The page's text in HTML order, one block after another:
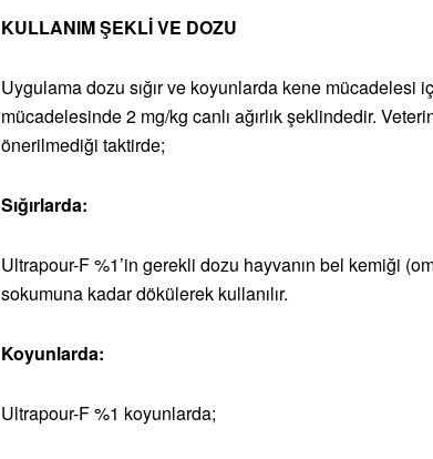
KULLANIM ŞEKLİ VE DOZU
Uygulama dozu sığır ve koyunlarda kene mücadelesi
mücadelesinde 2 mg/kg canlı ağırlık şeklindedir.
önerilmediği taktirde;
Sığırlarda:
Ultrapour-F %1’in gerekli dozu hayvanın bel kemiği
sokumuna kadar dökülerek kullanılır.
Koyunlarda:
Ultrapour-F %1 koyunlarda;